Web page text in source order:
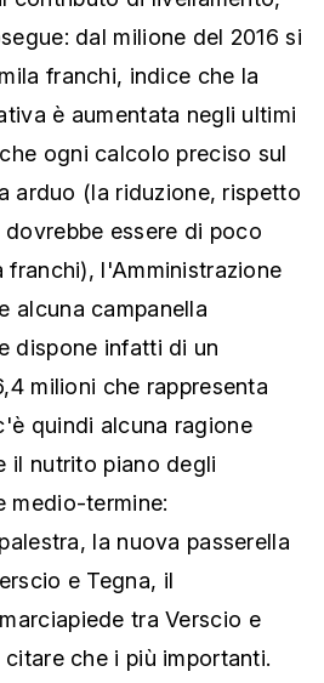
dal milione del 2016 si
franchi, indice che la
è aumentata negli ultimi
ogni calcolo preciso sul
arduo (la riduzione, rispetto
essere di poco
franchi), l'Amministrazione
alcuna campanella
dispone infatti di un
milioni che rappresenta
quindi alcuna ragione
il nutrito piano degli
medio-termine:
la nuova passerella
e Tegna, il
tra Verscio e
che i più importanti.